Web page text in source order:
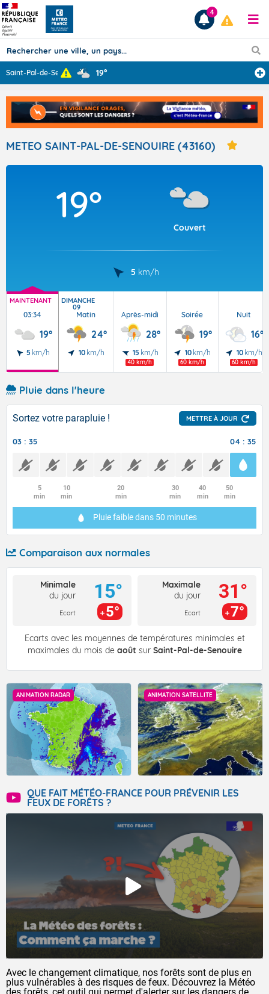
Prévisions
TOUS LES RÉSULTATS
Articles
4
Saint-Pal-de-Se ... 19°
METEO SAINT-PAL-DE-SENOUIRE (43160)
19°
Couvert
5 km/h
MAINTENANT
03:34
19°
5 km/h
DIMANCHE
09
Matin
24°
10 km/h
Après-midi
28°
15 km/h
40 km/h
Soirée
19°
10 km/h
60 km/h
Nuit
16°
10 km/h
60 km/h
Pluie dans l'heure
Sortez votre parapluie ! METTRE À JOUR
03 : 35 04 : 35
5
min
10
min
20
min
30
min
40
min
50
min
Pluie faibledans 50 minutes
Comparaison aux normales
Minimale
du jour
Ecart
15°
5°
Maximale
du jour
Ecart
31°
7°
Écarts avec les moyennes de températures minimales et
maximales du mois de août sur Saint-Pal-de-Senouire
ANIMATION RADAR ANIMATION SATELLITE
QUE FAIT MÉTÉO-FRANCE POUR PRÉVENIR LES
FEUX DE FORÊTS ?
Avec le changement climatique, nos forêts sont de plus en
plus vulnérables à des risques de feux. Découvrez la Météo